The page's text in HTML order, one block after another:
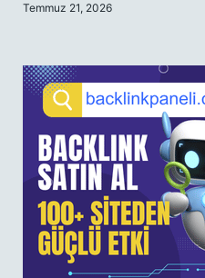
Temmuz 21, 2026